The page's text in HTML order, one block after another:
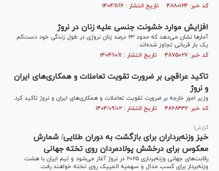
کد خبر: ۴۸۸۰۱۲۴ تاریخ انتشار : ۱۴۰۴/۱۱/۱۶
افزایش موارد خشونت جنسی علیه زنان در نروژ
آمار‌ها نشان می‌دهد که حدود ۲۳ درصد زنان نروژی در طول زندگی خود دست‌کم
یک بار قربانی تجاوز شده‌اند.
کد خبر: ۴۸۷۵۰۲۷ تاریخ انتشار : ۱۴۰۴/۱۰/۱۱
تاکید عراقچی بر ضرورت تقویت تعاملات و همکاری‌های ایران
و نروژ
وزیر امور خارجه بر ضرورت تقویت تعاملات و همکاری‌های ایران و نروژ تاکید کرد.
کد خبر: ۴۸۶۸۴۳۲ تاریخ انتشار : ۱۴۰۴/۰۹/۰۲
گزارش|
خیز وزنه‌برداران برای بازگشت به دوران طلایی/ شمارش
معکوس برای درخشش پولادمردان روی تخته جهانی
رقابت‌های جهانی وزنه‌برداری ۲۰۲۵ در نروژ آغاز می‌شود و تیم ایران با هشت
وزنه‌بردار برای کسب مدال و سهمیه المپیک روی تخته خواهند رفت.